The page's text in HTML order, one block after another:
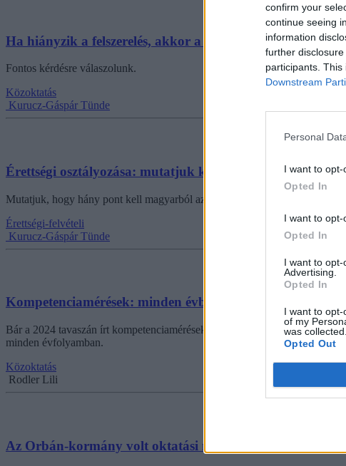
confirm your
continue seeing
information
further
participants.
Downstream
Personal
I want to opt-
Opted In
I want to opt-
Opted In
I want to
Advertising.
Opted In
I want to
of my
was collected.
Opted Out
Ha hiányzik a felszerelés, akkor a tanár adhat érte egyest?
Fontos kérdésre válaszolunk.
Közoktatás
Kurucz-Gáspár Tünde
Érettségi osztályozása: mutatjuk középszinten hány
Mutatjuk, hogy hány pont kell magyarból az ötöshöz és mennyi a ketteshez.
Érettségi-felvételi
Kurucz-Gáspár Tünde
Kompetenciamérések: minden évben rontanak a diákok
Bár a 2024 tavaszán írt kompetenciamérések végleges eredményeit csak
minden évfolyamban.
Közoktatás
Rodler Lili
Az Orbán-kormány volt oktatási minisztere is ellenezné a